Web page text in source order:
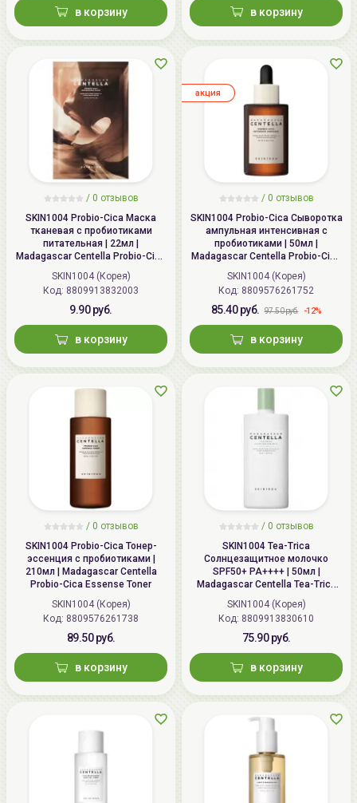
в корзину в корзину
/ 0 отзывов
SKIN1004 Probio-Cica Маска
тканевая с пробиотиками
питательная | 22мл |
Madagascar Centella Probio-Cica
Nourishing Mask
SKIN1004 (Корея)
Код: 8809913832003
9.90 руб.
в корзину
/ 0 отзывов
SKIN1004 Probio-Cica Сыворотка
ампульная интенсивная с
пробиотиками | 50мл |
Madagascar Centella Probio-Cica
Intensive Ampoule
SKIN1004 (Корея)
Код: 8809576261752
85.40 руб. 97.50 руб. -12%
в корзину
aкция
/ 0 отзывов
SKIN1004 Probio-Cica Тонер-
эссенция с пробиотиками |
210мл | Madagascar Centella
Probio-Cica Essense Toner
SKIN1004 (Корея)
Код: 8809576261738
89.50 руб.
в корзину
/ 0 отзывов
SKIN1004 Tea-Trica
Солнцезащитное молочко
SPF50+ PA++++ | 50мл |
Madagascar Centella Tea-Trica
Soothing Sun Milk SPF50+
PA++++
SKIN1004 (Корея)
Код: 8809913830610
75.90 руб.
в корзину